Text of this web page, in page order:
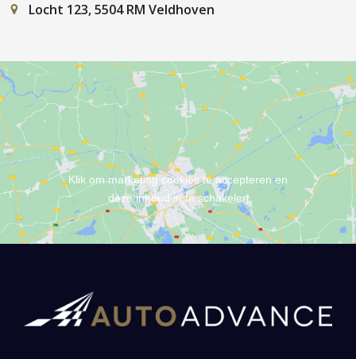
Locht 123, 5504 RM Veldhoven
Klik om marketing cookies te accepteren en
deze inhoud in te schakelen